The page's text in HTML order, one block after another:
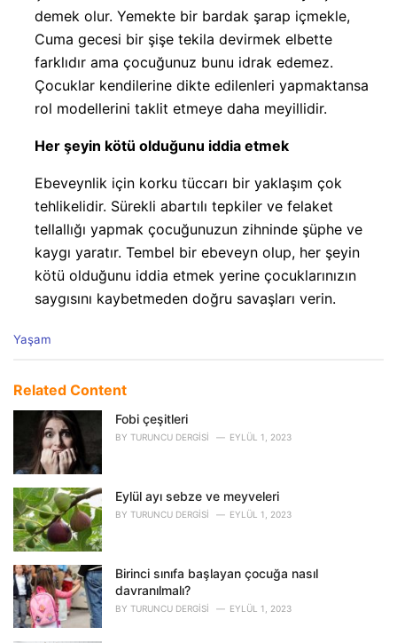
demek olur. Yemekte bir bardak şarap içmekle,
Cuma gecesi bir şişe tekila devirmek elbette
farklıdır ama çocuğunuz bunu idrak edemez.
Çocuklar kendilerine dikte edilenleri yapmaktansa
rol modellerini taklit etmeye daha meyillidir.
Her şeyin kötü olduğunu iddia etmek
Ebeveynlik için korku tüccarı bir yaklaşım çok
tehlikelidir. Sürekli abartılı tepkiler ve felaket
tellallığı yapmak çocuğunuzun zihninde şüphe ve
kaygı yaratır. Tembel bir ebeveyn olup, her şeyin
kötü olduğunu iddia etmek yerine çocuklarınızın
saygısını kaybetmeden doğru savaşları verin.
C
e
e
:
Yaşam
Related Content
Fobi çeşitleri
BY TURUNCU DERGISI EYLÜL 1, 2023
Eylül ayı sebze ve meyveleri
BY TURUNCU DERGISI EYLÜL 1, 2023
Birinci sınıfa başlayan çocuğa nasıl
davranılmalı?
BY TURUNCU DERGISI EYLÜL 1, 2023